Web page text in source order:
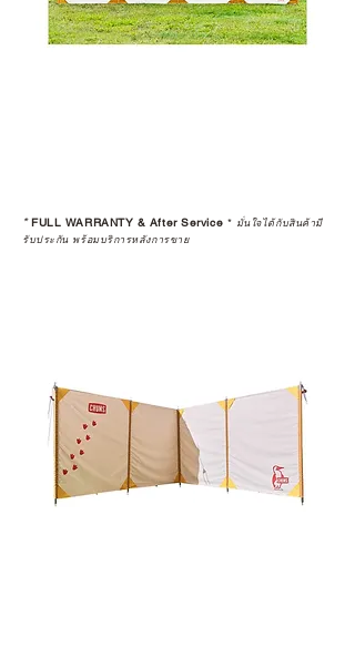
*FULL WARRANTY & After Service * มั่นใจได้กับสินค้ามี
รับประกัน พร้อมบริการหลังการขาย